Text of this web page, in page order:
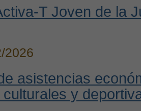
T Joven de la
2026
asistencias
y